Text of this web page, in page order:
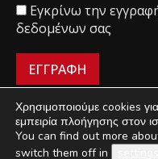
Εγκρίνω την
δεδομένων σας
ΠΟΙΟΙ ΕΙΜΑΣΤΕ ΟΡΟΙ
Χρησιμοποιούμε cookies
εμπειρία πλοήγησης στον
You can find out more
switch them off in